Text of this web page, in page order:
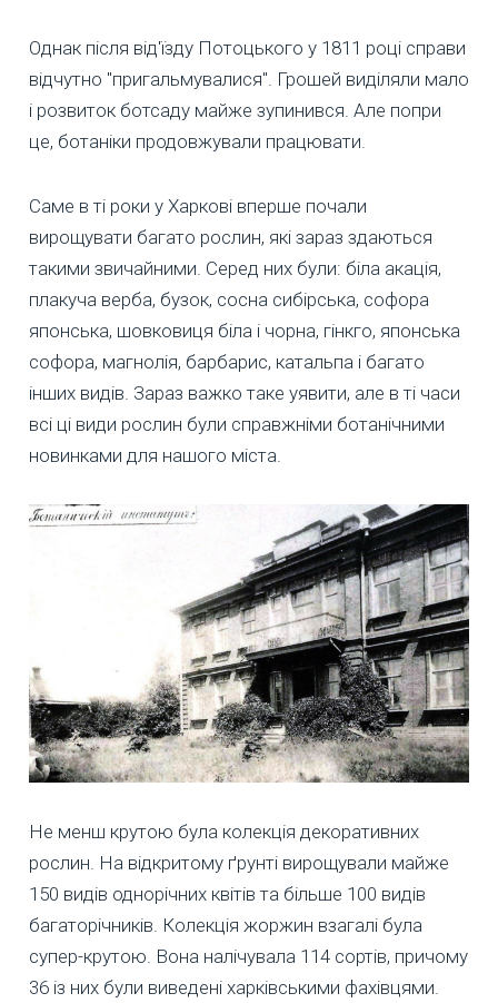
Однак після від'їзду Потоцького у 1811 році справи
відчутно "пригальмувалися". Грошей виділяли мало
і розвиток ботсаду майже зупинився. Але попри
це, ботаніки продовжували працювати.
Саме в ті роки у Харкові вперше почали
вирощувати багато рослин, які зараз здаються
такими звичайними. Серед них були: біла акація,
плакуча верба, бузок, сосна сибірська, софора
японська, шовковиця біла і чорна, гінкго, японська
софора, магнолія, барбарис, катальпа і багато
інших видів. Зараз важко таке уявити, але в ті часи
всі ці види рослин були справжніми ботанічними
новинками для нашого міста.
Не менш крутою була колекція декоративних
рослин. На відкритому ґрунті вирощували майже
150 видів однорічних квітів та більше 100 видів
багаторічників. Колекція жоржин взагалі була
супер-крутою. Вона налічувала 114 сортів, причому
36 із них були виведені харківськими фахівцями.